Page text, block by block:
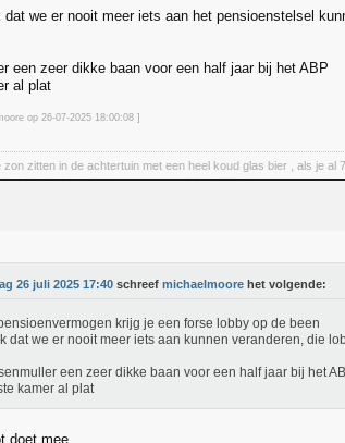
we er nooit meer iets aan het pensioenstelsel
een zeer dikke baan voor een half jaar bij het ABP
al plat
op 26-07-2025 18:00:08 ]
zitten in de achtertuin met een heel koud glas bier , als je
26 juli 2025 17:40 schreef michaelmoore het volgende:
krijg je een forse lobby op de been
dat we er nooit meer iets aan kunnen veranderen, die
een zeer dikke baan voor een half jaar bij het
kamer al plat
doet mee